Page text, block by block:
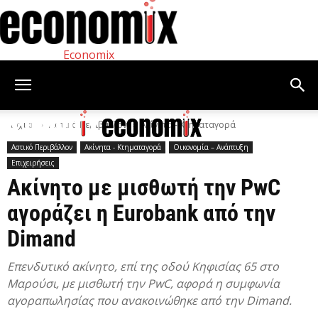
Economix
Αρχική Αστικό Περιβάλλον Ακίνητα - Κτηματαγορά
Αστικό Περιβάλλον Ακίνητα - Κτηματαγορά
Οικονομία – Ανάπτυξη
Επιχειρήσεις
Ακίνητο με μισθωτή την PwC
αγοράζει η Eurobank από την
Dimand
Επενδυτικό ακίνητο, επί της οδού Κηφισίας 65 στο
Μαρούσι, με μισθωτή την PwC, αφορά η συμφωνία
αγοραπωλησίας που ανακοινώθηκε από την Dimand.